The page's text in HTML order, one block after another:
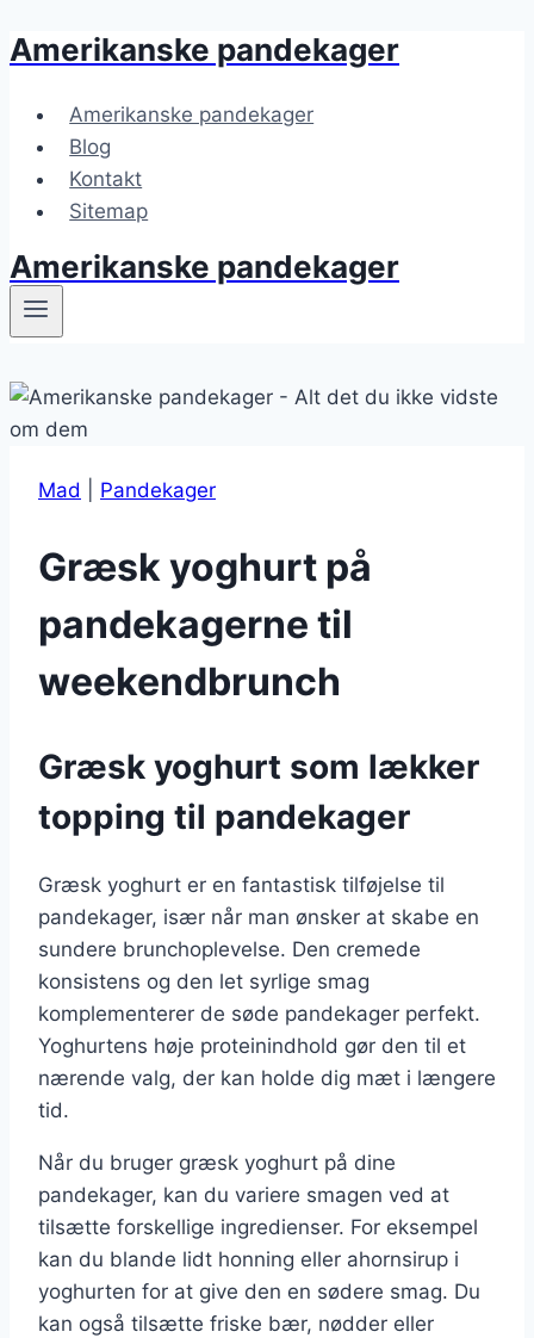
Fortsæt
indhold
Amerikanske pandekager
Amerikanske pandekager
Blog
Kontakt
Sitemap
Amerikanske pandekager
Mad Pandekager
Græsk yoghurt på
pandekagerne til
weekendbrunch
Græsk yoghurt som lækker
topping til pandekager
Græsk yoghurt er en fantastisk tilføjelse til
pandekager, især når man ønsker at skabe en
sundere brunchoplevelse. Den cremede
konsistens og den let syrlige smag
komplementerer de søde pandekager perfekt.
Yoghurtens høje proteinindhold gør den til et
nærende valg, der kan holde dig mæt i længere
tid.
Når du bruger græsk yoghurt på dine
pandekager, kan du variere smagen ved at
tilsætte forskellige ingredienser. For eksempel
kan du blande lidt honning eller ahornsirup i
yoghurten for at give den en sødere smag. Du
kan også tilsætte friske bær, nødder eller